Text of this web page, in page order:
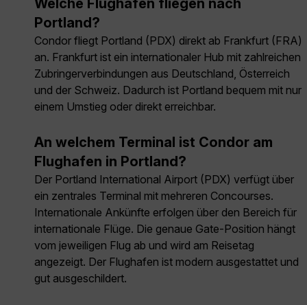
Welche Flughäfen fliegen nach
Portland?
Condor fliegt Portland (PDX) direkt ab Frankfurt (FRA)
an. Frankfurt ist ein internationaler Hub mit zahlreichen
Zubringerverbindungen aus Deutschland, Österreich
und der Schweiz. Dadurch ist Portland bequem mit nur
einem Umstieg oder direkt erreichbar.
An welchem Terminal ist Condor am
Flughafen in Portland?
Der Portland International Airport (PDX) verfügt über
ein zentrales Terminal mit mehreren Concourses.
Internationale Ankünfte erfolgen über den Bereich für
internationale Flüge. Die genaue Gate-Position hängt
vom jeweiligen Flug ab und wird am Reisetag
angezeigt. Der Flughafen ist modern ausgestattet und
gut ausgeschildert.